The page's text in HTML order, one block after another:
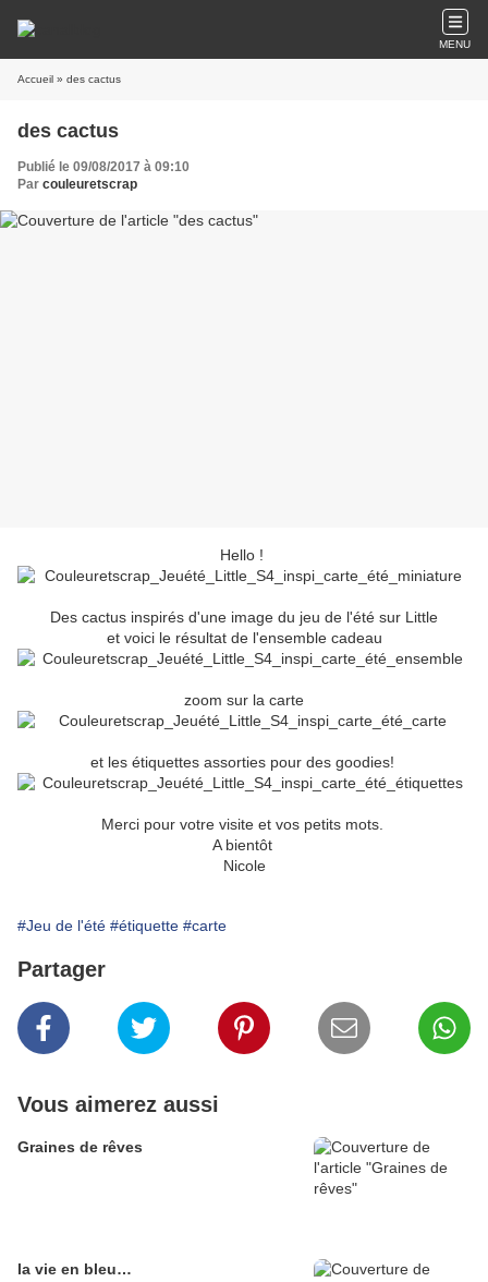
MENU
Accueil » des cactus
des cactus
Publié le 09/08/2017 à 09:10
Par couleuretscrap
Hello !
Des cactus inspirés d'une image du jeu de l'été sur Little
et voici le résultat de l'ensemble cadeau
zoom sur la carte
et les étiquettes assorties pour des goodies!
Merci pour votre visite et vos petits mots.
A bientôt
Nicole
#Jeu de l'été #étiquette #carte
Partager
Vous aimerez aussi
Graines de rêves
la vie en bleu…